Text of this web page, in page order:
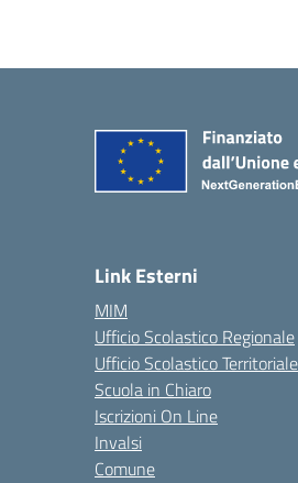
Link Esterni
MIM
Ufficio Scolastico Regionale
Ufficio Scolastico Territoriale
Scuola in Chiaro
Iscrizioni On Line
Invalsi
Comune